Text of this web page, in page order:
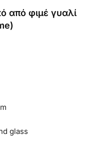
από φιμέ γυαλί
glass